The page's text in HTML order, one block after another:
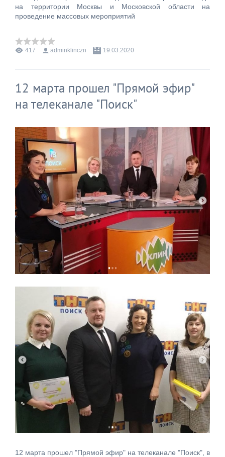
на территории Москвы и Московской области на
проведение массовых мероприятий
417 adminklinczn 19.03.2020
12 марта прошел "Прямой эфир"
на телеканале "Поиск"
12 марта прошел "Прямой эфир" на телеканале "Поиск", в